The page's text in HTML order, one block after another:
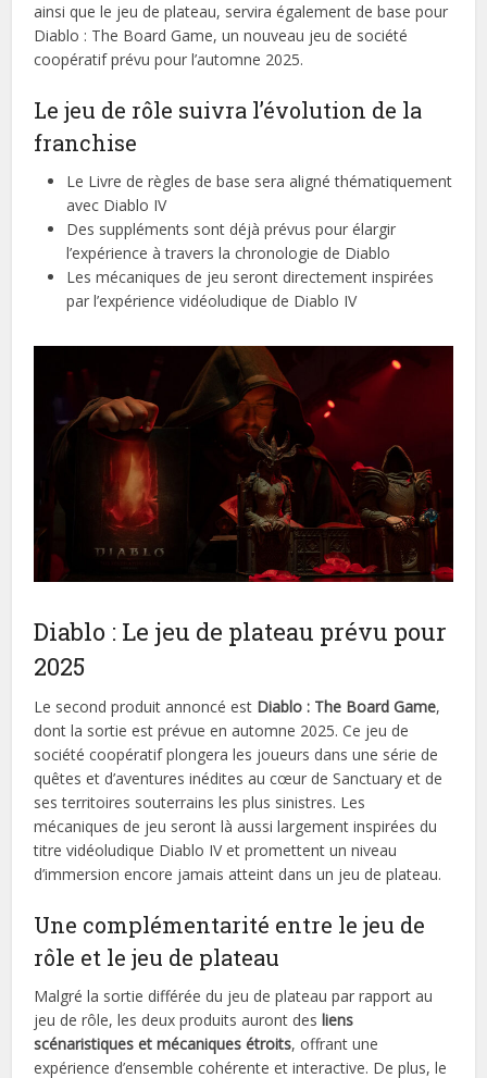
ainsi que le jeu de plateau, servira également de base pour
Diablo : The Board Game, un nouveau jeu de société
coopératif prévu pour l’automne 2025.
Le jeu de rôle suivra l’évolution de la
franchise
Le Livre de règles de base sera aligné thématiquement
avec Diablo IV
Des suppléments sont déjà prévus pour élargir
l’expérience à travers la chronologie de Diablo
Les mécaniques de jeu seront directement inspirées
par l’expérience vidéoludique de Diablo IV
Diablo : Le jeu de plateau prévu pour
2025
Le second produit annoncé est Diablo : The Board Game,
dont la sortie est prévue en automne 2025. Ce jeu de
société coopératif plongera les joueurs dans une série de
quêtes et d’aventures inédites au cœur de Sanctuary et de
ses territoires souterrains les plus sinistres. Les
mécaniques de jeu seront là aussi largement inspirées du
titre vidéoludique Diablo IV et promettent un niveau
d’immersion encore jamais atteint dans un jeu de plateau.
Une complémentarité entre le jeu de
rôle et le jeu de plateau
Malgré la sortie différée du jeu de plateau par rapport au
jeu de rôle, les deux produits auront des liens
scénaristiques et mécaniques étroits, offrant une
expérience d’ensemble cohérente et interactive. De plus, le